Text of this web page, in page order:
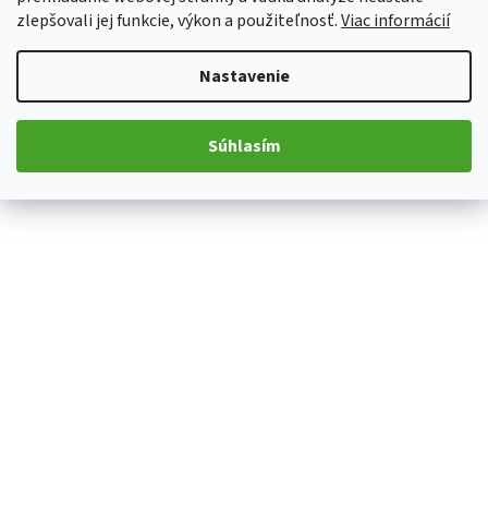
zlepšovali jej funkcie, výkon a použiteľnosť.Viac informácií
Nastavenie
Súhlasím